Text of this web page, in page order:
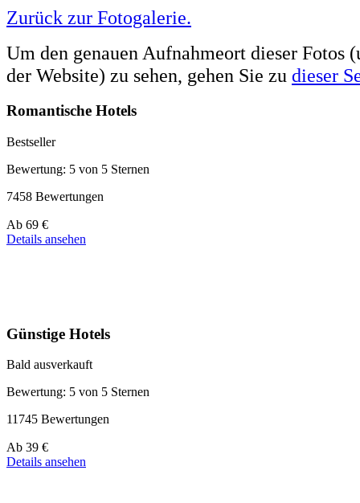
Zurück zur Fotogalerie.
Um den genauen Aufnahmeort dieser Fotos
der Website) zu sehen, gehen Sie zu dieser
Romantische Hotels
Bestseller
Bewertung: 5 von 5 Sternen
7458 Bewertungen
Preis
ab
Ab 69 €
Details ansehen
Günstige Hotels
Bald ausverkauft
Bewertung: 5 von 5 Sternen
11745 Bewertungen
Preis
ab
Ab 39 €
Details ansehen